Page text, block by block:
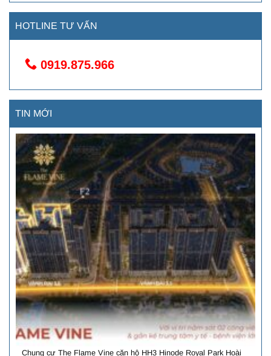
HOTLINE TƯ VẤN
0919.875.966
TIN MỚI
Chung cư The Flame Vine căn hộ HH3 Hinode Royal Park Hoài